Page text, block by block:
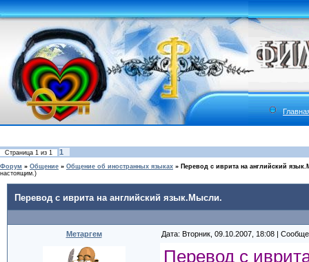
Страница 1 из 1 1
Форум » Общение » Общение об иностранных языках » Перевод с иврита на английский
настоящим.)
Перевод с иврита на английский язык.Мысли.
Метаргем Дата: Вторник, 09.10.2007, 18:08 |
Перевод с